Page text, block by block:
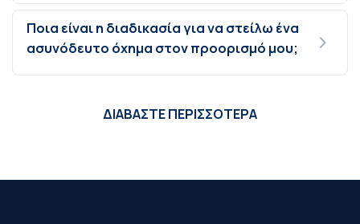
Ποια είναι η διαδικασία για να στείλω ένα
ασυνόδευτο όχημα στον προορισμό μου;
ΔΙΑΒΑΣΤΕ ΠΕΡΙΣΣΟΤΕΡΑ